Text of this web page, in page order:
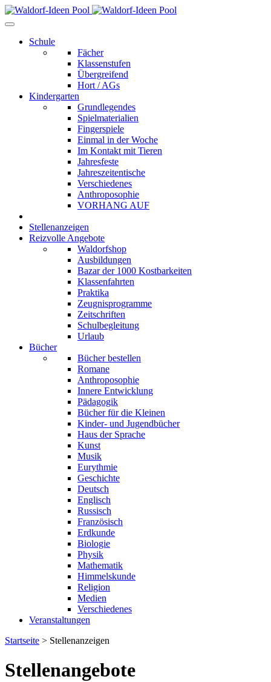
Schule
Fächer
Klassenstufen
Übergreifend
Hort / AGs
Kindergarten
Grundlegendes
Spielmaterialien
Fingerspiele
Einmal in der Woche
Im Kontakt mit Tieren
Jahresfeste
Jahreszeitentische
Verschiedenes
Anthroposophie
VORHANG AUF
Stellenanzeigen
Reizvolle Angebote
Waldorfshop
Ausbildungen
Bazar der 1000 Kostbarkeiten
Klassenfahrten
Praktika
Zeugnisprogramme
Zeitschriften
Schulbegleitung
Urlaub
Bücher
Bücher bestellen
Romane
Anthroposophie
Innere Entwicklung
Pädagogik
Bücher für die Kleinen
Kinder- und Jugendbücher
Haus der Sprache
Kunst
Musik
Eurythmie
Geschichte
Deutsch
Englisch
Russisch
Französisch
Erdkunde
Biologie
Physik
Mathematik
Himmelskunde
Religion
Medien
Verschiedenes
Veranstaltungen
Startseite > Stellenanzeigen
Stellenangebote